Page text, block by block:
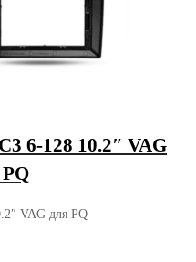
6-128 10.2″ VAG
VAG для PQ